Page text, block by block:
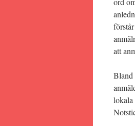
att
Bland
lokala